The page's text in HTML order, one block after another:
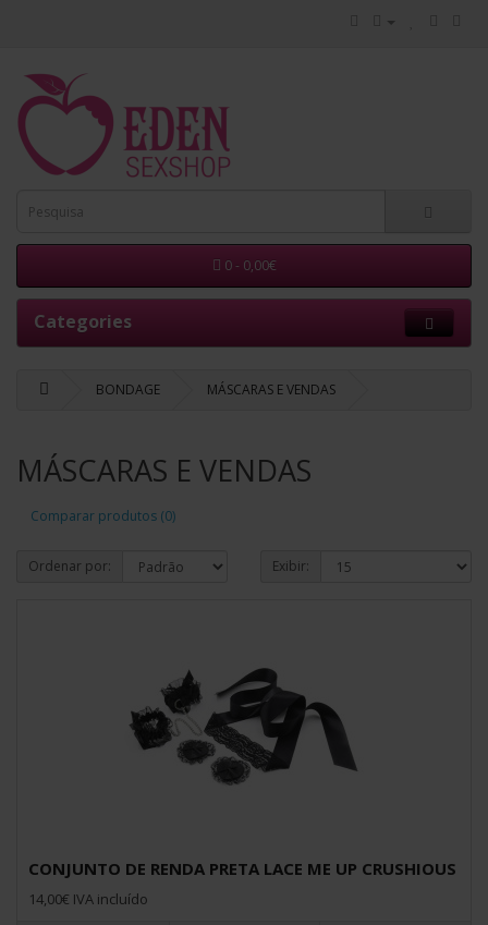
0 - 0,00€
Categories
BONDAGE MÁSCARAS E VENDAS
MÁSCARAS E VENDAS
Comparar produtos (0)
Ordenar por: Exibir:
CONJUNTO DE RENDA PRETA LACE ME UP CRUSHIOUS
14,00€ IVA incluído